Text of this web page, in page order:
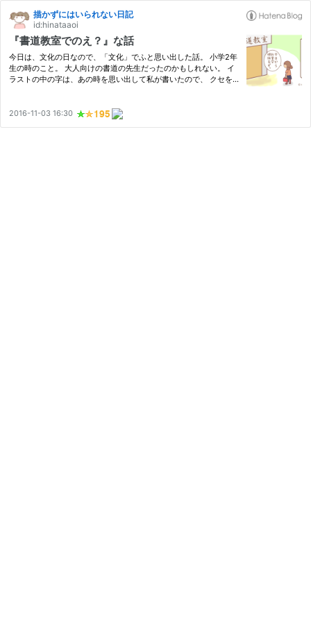
描かずにはいられない日記
id:hinataaoi
『書道教室でのえ？』な話
今日は、文化の日なので、「文化」でふと思い出した話。 小学2年
生の時のこと。 大人向けの書道の先生だったのかもしれない。 イ
ラストの中の字は、あの時を思い出して私が書いたので、 クセを
…
2016-11-03 16:30